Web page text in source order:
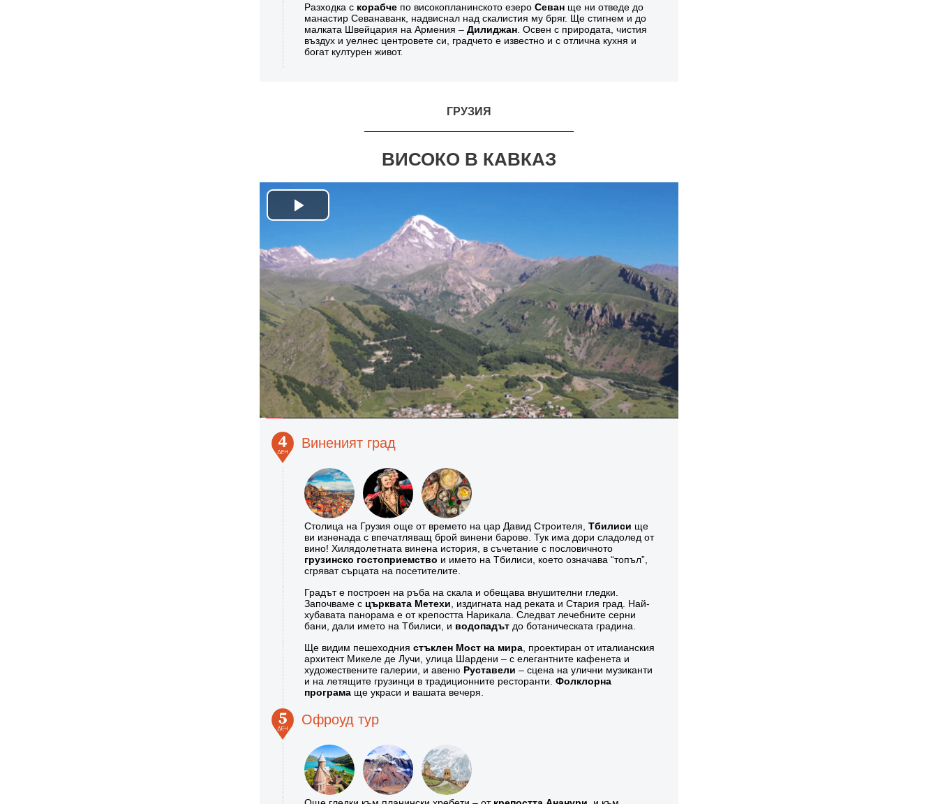
Разходка с корабче по високопланинското езеро Севан ще ни отведе до
манастир Севанаванк, надвиснал над скалистия му бряг. Ще стигнем и до
малката Швейцария на Армения – Дилиджан . Освен с природата, чистия
въздух и уелнес центровете си, градчето е известно и с отлична кухня и
богат културен живот.
ГРУЗИЯ
ВИСОКО В КАВКАЗ
Play
Video
Виненият град
Столица на Грузия още от времето на цар Давид Строителя, Тбилиси ще
ви изненада с впечатляващ брой винени барове. Тук има дори сладолед от
вино! Хилядолетната винена история, в съчетание с пословичното
грузинско гостоприемство и името на Тбилиси, което означава “топъл”,
сгряват сърцата на посетителите.
Градът е построен на ръба на скала и обещава внушителни гледки.
Започваме с църквата Метехи , издигната над реката и Стария град. Най-
хубавата панорама е от крепостта Нарикала. Следват лечебните серни
бани, дали името на Тбилиси, и водопадът до ботаническата градина.
Ще видим пешеходния стъклен Мост на мира , проектиран от италианския
архитект Микеле де Лучи, улица Шардени – с елегантните кафенета и
художествените галерии, и авеню Руставели – сцена на улични музиканти
и на летящите грузинци в традиционните ресторанти. Фолклорна
програма ще украси и вашата вечеря.
Офроуд тур